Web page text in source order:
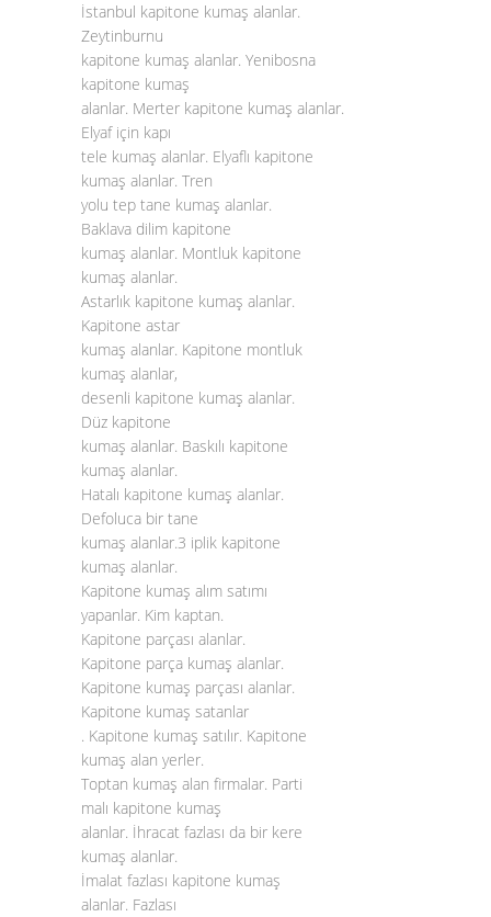
İstanbul kapitone kumaş alanlar.
Zeytinburnu
kapitone kumaş alanlar. Yenibosna
kapitone kumaş
alanlar. Merter kapitone kumaş alanlar.
Elyaf için kapı
tele kumaş alanlar. Elyaflı kapitone
kumaş alanlar. Tren
yolu tep tane kumaş alanlar.
Baklava dilim kapitone
kumaş alanlar. Montluk kapitone
kumaş alanlar.
Astarlık kapitone kumaş alanlar.
Kapitone astar
kumaş alanlar. Kapitone montluk
kumaş alanlar,
desenli kapitone kumaş alanlar.
Düz kapitone
kumaş alanlar. Baskılı kapitone
kumaş alanlar.
Hatalı kapitone kumaş alanlar.
Defoluca bir tane
kumaş alanlar.3 iplik kapitone
kumaş alanlar.
Kapitone kumaş alım satımı
yapanlar. Kim kaptan.
Kapitone parçası alanlar.
Kapitone parça kumaş alanlar.
Kapitone kumaş parçası alanlar.
Kapitone kumaş satanlar
. Kapitone kumaş satılır. Kapitone
kumaş alan yerler.
Toptan kumaş alan firmalar. Parti
malı kapitone kumaş
alanlar. İhracat fazlası da bir kere
kumaş alanlar.
İmalat fazlası kapitone kumaş
alanlar. Fazlası